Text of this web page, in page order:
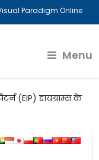
Paradigm Online
Menu
(EIP) डायग्राम्स के